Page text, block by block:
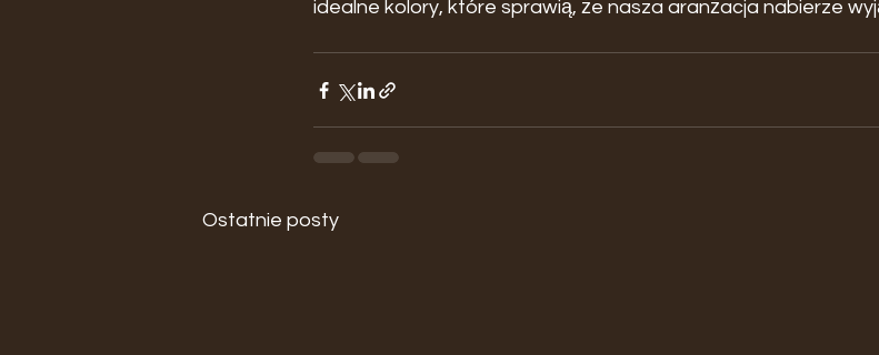
idealne kolory, które sprawią, że nasza aranżacja nabierze
Ostatnie posty